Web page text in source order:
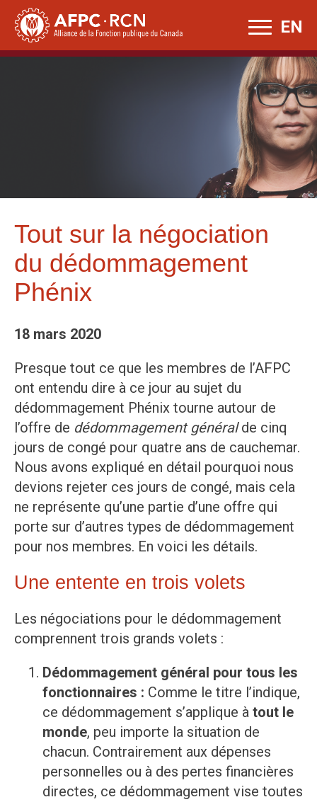
Skip
content
EN
Tout sur la négociation
du dédommagement
Phénix
18 mars 2020
Presque tout ce que les membres de l’AFPC
ont entendu dire à ce jour au sujet du
dédommagement Phénix tourne autour de
l’offre de dédommagement généralde cinq
jours de congé pour quatre ans de cauchemar.
Nous avons expliqué en détail pourquoi nous
devions rejeter ces jours de congé, mais cela
ne représente qu’une partie d’une offre qui
porte sur d’autres types de dédommagement
pour nos membres. En voici les détails.
Une entente en trois volets
Les négociations pour le dédommagement
comprennent trois grands volets :
Dédommagement général pour tous les
fonctionnaires : Comme le titre l’indique,
ce dédommagement s’applique à tout le
monde, peu importe la situation de
chacun. Contrairement aux dépenses
personnelles ou à des pertes financières
directes, ce dédommagement vise toutes